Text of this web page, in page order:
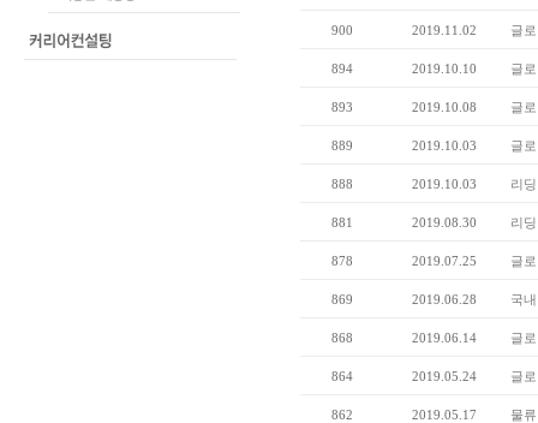
900 2019.11.02 글
894 2019.10.10 글
893 2019.10.08 글
889 2019.10.03 글
888 2019.10.03 리
881 2019.08.30 리
878 2019.07.25 글
869 2019.06.28 국
868 2019.06.14 글
864 2019.05.24 글
862 2019.05.17 물